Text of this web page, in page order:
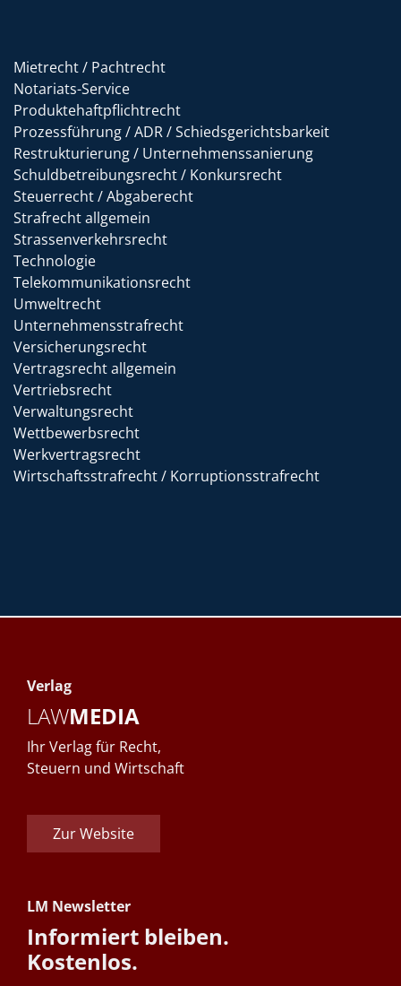
Mietrecht / Pachtrecht
Notariats-Service
Produktehaftpflichtrecht
Prozessführung / ADR / Schiedsgerichtsbarkeit
Restrukturierung / Unternehmenssanierung
Schuldbetreibungsrecht / Konkursrecht
Steuerrecht / Abgaberecht
Strafrecht allgemein
Strassenverkehrsrecht
Technologie
Telekommunikationsrecht
Umweltrecht
Unternehmensstrafrecht
Versicherungsrecht
Vertragsrecht allgemein
Vertriebsrecht
Verwaltungsrecht
Wettbewerbsrecht
Werkvertragsrecht
Wirtschaftsstrafrecht / Korruptionsstrafrecht
Verlag
LAWMEDIA
Ihr Verlag für Recht,
Steuern und Wirtschaft
Zur Website
LM Newsletter
Informiert bleiben.
Kostenlos.